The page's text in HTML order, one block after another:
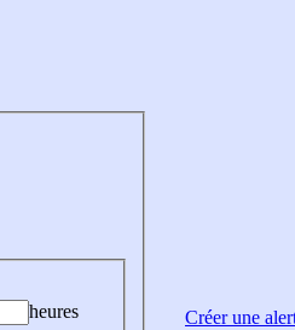
heures
Créer une